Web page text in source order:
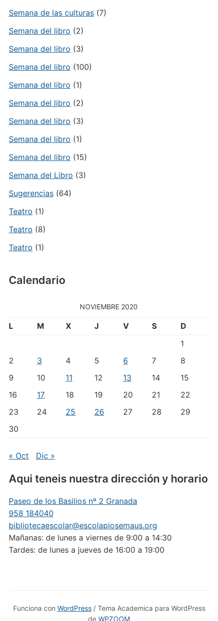
Semana de las culturas(7)
Semana del libro (2)
Semana del libro (3)
Semana del libro (100)
Semana del libro (1)
Semana del libro (2)
Semana del libro (3)
Semana del libro (1)
Semana del libro (15)
Semana del Libro (3)
Sugerencias(64)
Teatro (1)
Teatro (8)
Teatro (1)
Calendario
NOVIEMBRE 2020
L M X J V S
D
1
2
3 4 5 6 7
8
9
10 11 12 13 14
15
16
17 18 19 20 21
22
23
24 25 26 27 28
29
30
« Oct Dic »
Aqui teneis nuestra dirección y horario
Paseo de los Basilios nº 2 Granada
958 184040
bibliotecaescolar@escolapiosemaus.org
Mañanas: de lunes a viernes de 9:00 a 14:30
Tardes: de lunes a jueves de 16:00 a 19:00
Funciona con WordPress/ Tema Academica para WordPress
de WPZOOM